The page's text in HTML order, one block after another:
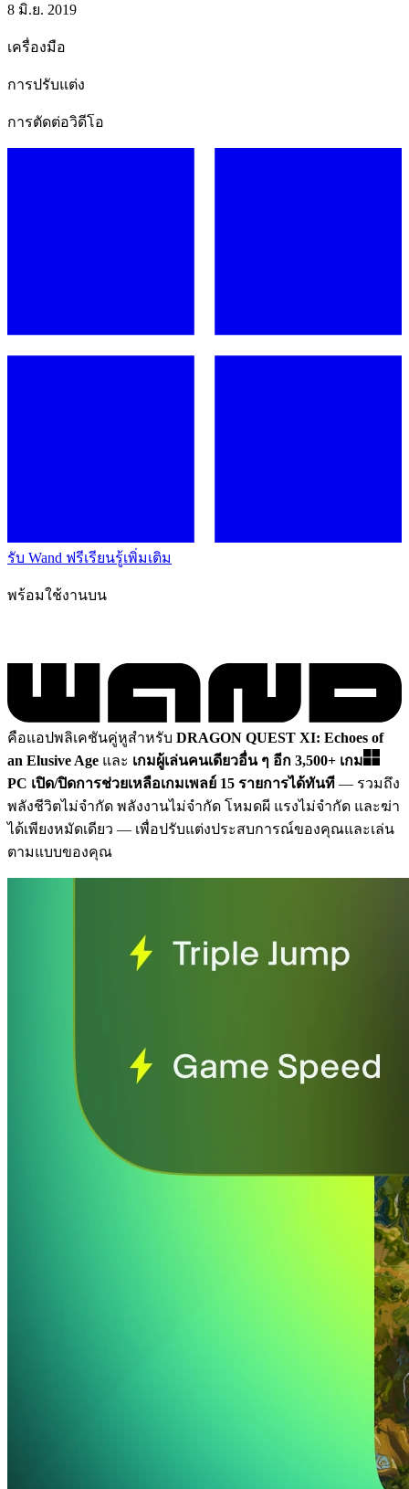
8 มิ.ย. 2019
เครื่องมือ
การปรับแต่ง
การตัดต่อวิดีโอ
รับ Wand ฟรีเรียนรู้เพิ่มเติม
พร้อมใช้งานบน
คือแอปพลิเคชันคู่หูสำหรับ DRAGON QUEST XI: Echoes of
an Elusive Age และ เกมผู้เล่นคนเดียวอื่น ๆ อีก 3,500+ เกม
PC เปิด/ปิดการช่วยเหลือเกมเพลย์ 15 รายการได้ทันที — รวมถึง
พลังชีวิตไม่จำกัด พลังงานไม่จำกัด โหมดผี แรงไม่จำกัด และฆ่า
ได้เพียงหมัดเดียว — เพื่อปรับแต่งประสบการณ์ของคุณและเล่น
ตามแบบของคุณ